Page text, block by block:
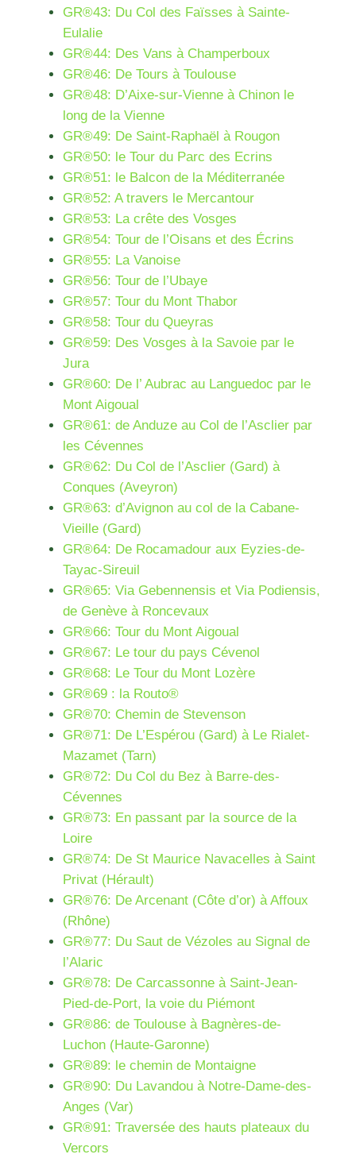
GR®43: Du Col des Faïsses à Sainte-
Eulalie
GR®44: Des Vans à Champerboux
GR®46: De Tours à Toulouse
GR®48: D’Aixe-sur-Vienne à Chinon le
long de la Vienne
GR®49: De Saint-Raphaël à Rougon
GR®50: le Tour du Parc des Ecrins
GR®51: le Balcon de la Méditerranée
GR®52: A travers le Mercantour
GR®53: La crête des Vosges
GR®54: Tour de l’Oisans et des Écrins
GR®55: La Vanoise
GR®56: Tour de l’Ubaye
GR®57: Tour du Mont Thabor
GR®58: Tour du Queyras
GR®59: Des Vosges à la Savoie par le
Jura
GR®60: De l’ Aubrac au Languedoc par le
Mont Aigoual
GR®61: de Anduze au Col de l’Asclier par
les Cévennes
GR®62: Du Col de l’Asclier (Gard) à
Conques (Aveyron)
GR®63: d’Avignon au col de la Cabane-
Vieille (Gard)
GR®64: De Rocamadour aux Eyzies-de-
Tayac-Sireuil
GR®65: Via Gebennensis et Via Podiensis,
de Genève à Roncevaux
GR®66: Tour du Mont Aigoual
GR®67: Le tour du pays Cévenol
GR®68: Le Tour du Mont Lozère
GR®69 : la Routo®
GR®70: Chemin de Stevenson
GR®71: De L’Espérou (Gard) à Le Rialet-
Mazamet (Tarn)
GR®72: Du Col du Bez à Barre-des-
Cévennes
GR®73: En passant par la source de la
Loire
GR®74: De St Maurice Navacelles à Saint
Privat (Hérault)
GR®76: De Arcenant (Côte d’or) à Affoux
(Rhône)
GR®77: Du Saut de Vézoles au Signal de
l’Alaric
GR®78: De Carcassonne à Saint-Jean-
Pied-de-Port, la voie du Piémont
GR®86: de Toulouse à Bagnères-de-
Luchon (Haute-Garonne)
GR®89: le chemin de Montaigne
GR®90: Du Lavandou à Notre-Dame-des-
Anges (Var)
GR®91: Traversée des hauts plateaux du
Vercors